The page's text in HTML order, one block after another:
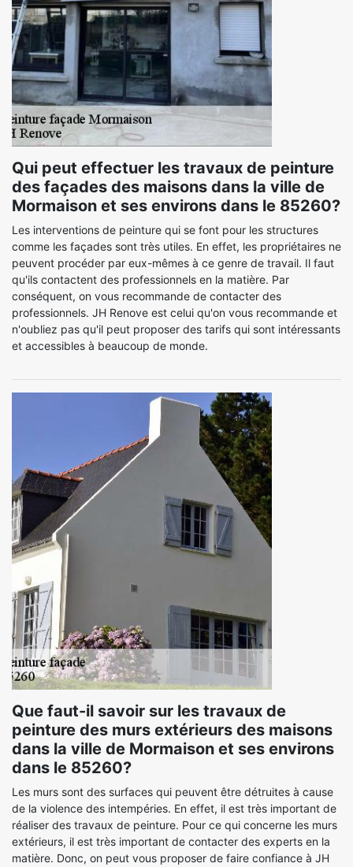
Qui peut effectuer les travaux de peinture
des façades des maisons dans la ville de
Mormaison et ses environs dans le 85260?
Les interventions de peinture qui se font pour les structures
comme les façades sont très utiles. En effet, les propriétaires ne
peuvent procéder par eux-mêmes à ce genre de travail. Il faut
qu'ils contactent des professionnels en la matière. Par
conséquent, on vous recommande de contacter des
professionnels. JH Renove est celui qu'on vous recommande et
n'oubliez pas qu'il peut proposer des tarifs qui sont intéressants
et accessibles à beaucoup de monde.
Que faut-il savoir sur les travaux de
peinture des murs extérieurs des maisons
dans la ville de Mormaison et ses environs
dans le 85260?
Les murs sont des surfaces qui peuvent être détruites à cause
de la violence des intempéries. En effet, il est très important de
réaliser des travaux de peinture. Pour ce qui concerne les murs
extérieurs, il est très important de contacter des experts en la
matière. Donc, on peut vous proposer de faire confiance à JH